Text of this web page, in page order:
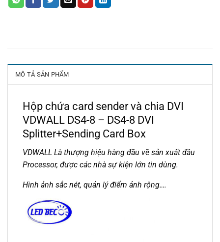
MÔ TẢ SẢN PHẨM
Hộp chứa card sender và chia DVI
VDWALL DS4-8 – DS4-8 DVI
Splitter+Sending Card Box
VDWALL Là thượng hiệu hàng đầu về sản xuất đầu
Processor, được các nhà sự kiện lớn tin dùng.
Hình ảnh sắc nét, quản lý điểm ảnh rộng….